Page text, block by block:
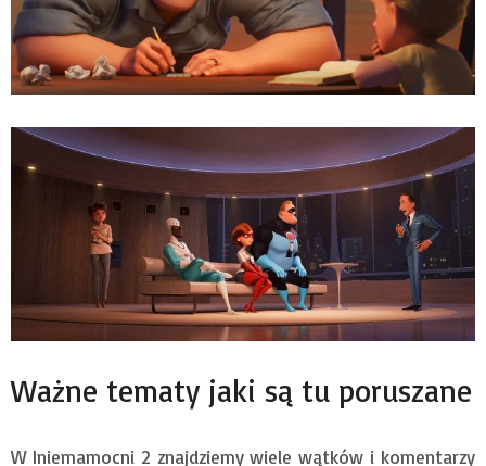
Ważne tematy jaki są tu poruszane
W Iniemamocni 2 znajdziemy wiele wątków i komentarzy